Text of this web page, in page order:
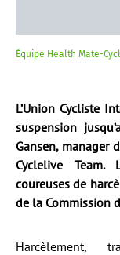
Équipe Health Mate-
L’Union Cycliste
suspension
Gansen, manager
Cyclelive Team.
coureuses de
de la Commission
Harcèlement,